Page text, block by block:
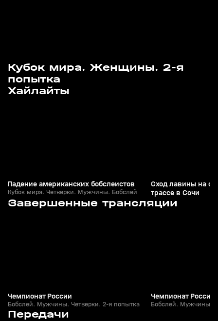
Кубок мира. Женщины. 2-я
попытка
Хайлайты
11 янв, 19:51
Падение американских бобслеистов
Кубок мира. Четверки. Мужчины. Бобслей
Сход лавины на
трассе в Сочи
Завершенные трансляции
25 мар, 17:36
Чемпионат России
Бобслей. Мужчины. Четверки. 2-я попытка
Чемпионат России
Бобслей. Мужчины.
Передачи
02 апр, 17:00 03 янв, 16:40